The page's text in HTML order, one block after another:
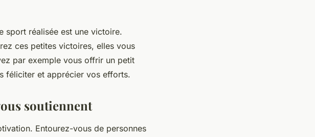
sport réalisée est une victoire.
ces petites victoires, elles vous
par exemple vous offrir un petit
féliciter et apprécier vos efforts.
soutiennent
Entourez-vous de personnes